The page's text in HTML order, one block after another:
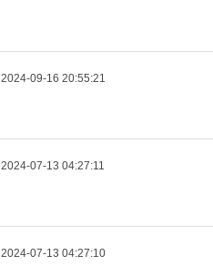
2024-09-16 20:55:21
2024-07-13 04:27:11
2024-07-13 04:27:10